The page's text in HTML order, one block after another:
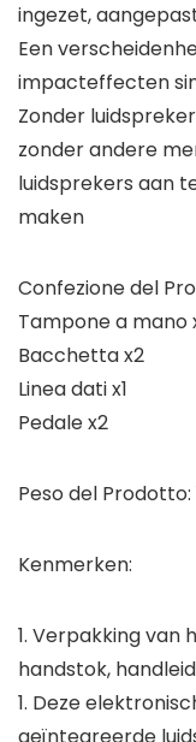
ingezet,
Een
impacteffecten
Zonder
zonder andere
luidsprekers aan
maken
Confezione del
Tampone a mano
Bacchetta x2
Linea dati x1
Pedale x2
Peso del Prodotto:
Kenmerken:
1. Verpakking van
handstok,
1. Deze